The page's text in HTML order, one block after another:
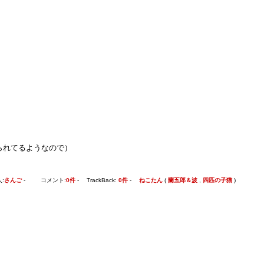
てるようなので）
:さんご- コメント:0件- TrackBack: 0件- ねこたん( 蘭五郎＆波, 四匹の子猫)